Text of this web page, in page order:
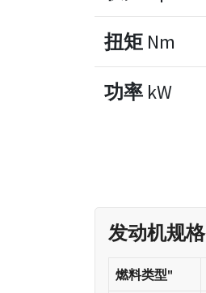
扭矩 Nm
功率 kW
发动机规格
燃料类型"